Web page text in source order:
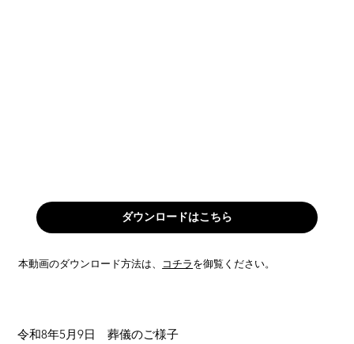
本動画のダウンロード方法は、 コチラ を御覧ください。
ダウンロードはこちら
令和8年5月9日 葬儀のご様子